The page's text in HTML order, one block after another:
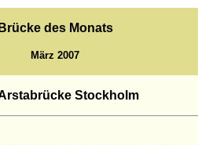
Brücke des Monats
März 2007
Stockholm